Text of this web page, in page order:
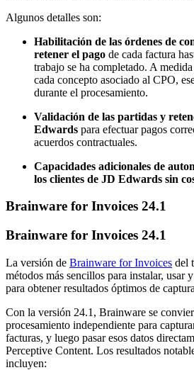
Algunos detalles son:
Habilitación de las órdenes de
retener el pago de cada factura
trabajo se ha completado. A
cada concepto asociado al CPO,
durante el procesamiento.
Validación de las partidas y
Edwards para efectuar pagos
acuerdos contractuales.
Capacidades adicionales de
los clientes de JD Edwards sin
Brainware for Invoices 24.1
Brainware for Invoices 24.1
La versión de Brainware for Invoices del
métodos más sencillos para instalar, usar
para obtener resultados óptimos de
Con la versión 24.1, Brainware se
procesamiento independiente para
facturas, y luego pasar esos datos
Perceptive Content. Los resultados
incluyen: